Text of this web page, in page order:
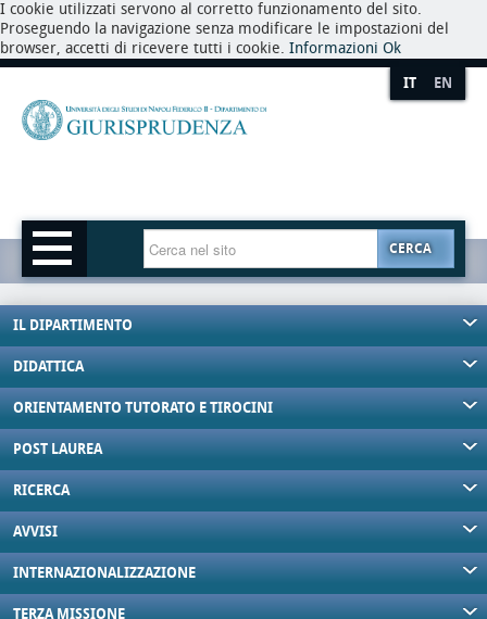
I cookie utilizzati servono al corretto funzionamento del sito.
Proseguendo la navigazione senza modificare le impostazioni del
browser, accetti di ricevere tutti i cookie. Informazioni Ok
IT EN
CERCA
IL DIPARTIMENTO
DIDATTICA
ORIENTAMENTO TUTORATO E TIROCINI
POST LAUREA
RICERCA
AVVISI
INTERNAZIONALIZZAZIONE
TERZA MISSIONE